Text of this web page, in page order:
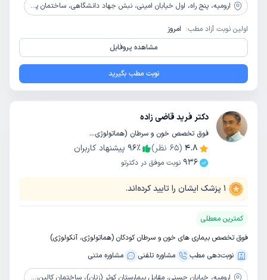
ارومیه، پنج راه، اول خیابان امینی، نبش جهاد دانشگاهی، ساختمان پزشکان کسری، طبقه 5
اولین نوبت آزاد مطب: امروز
مشاهده پروفایل
نوبت مطب بگیرید
دکتر فرید قاضی زاده
فوق تخصص خون و سرطان (هماتولوژی آنکولوژی) کودکان / تخصص کودکان و اطفال
4.8
(
65 نظر) 96٪
پیشنهاد کاربران
936 نوبت موفق در دکترتو
1 پزشک ایشان را تایید کرده‌اند.
کمترین معطلی
فوق تخصص بیماری های خون و سرطان کودکان (هماتولوژی، آنکولوژی)
نوبت‌دهی مطب
مشاوره‌ تلفنی مشاوره‌ متنی
ارومیه، خیابان حسنی، مقابل بیمارستان کوثر (زنان)، ساختمان کالین، طبقه 10، واحد 26